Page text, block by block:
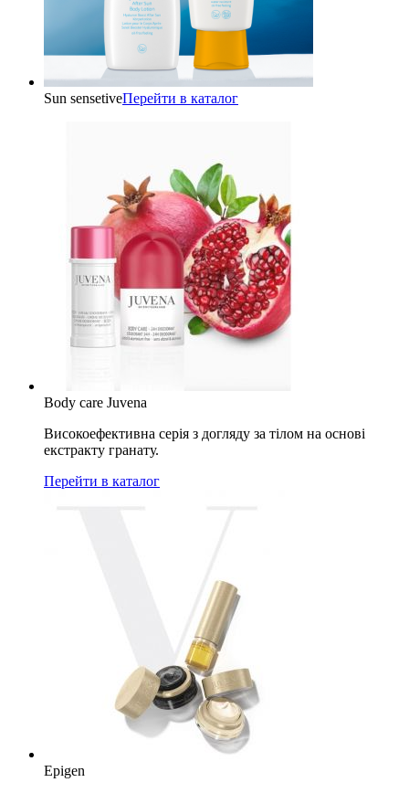
Sun sensetiveПерейти в каталог
Body care Juvena
Високоефективна серія з догляду за тілом на основі
екстракту гранату.
Перейти в каталог
Epigen